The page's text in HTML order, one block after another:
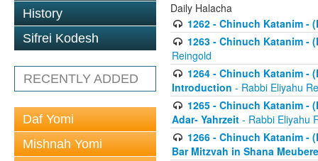
History
Sifrei Kodesh
RECENTLY ADDED
Daf Yomi
Mishnah Yomi
Daily Halacha
1262 - Chinuch Katanim -
1263 - Chinuch Katanim -
Reingold
1264 - Chinuch Katanim -
Introduction - Rabbi Eliyahu
1265 - Chinuch Katanim -
Adar- Yahrzeit - Rabbi Eliyahu
1266 - Chinuch Katanim -
Bar Mitzvah in Shana